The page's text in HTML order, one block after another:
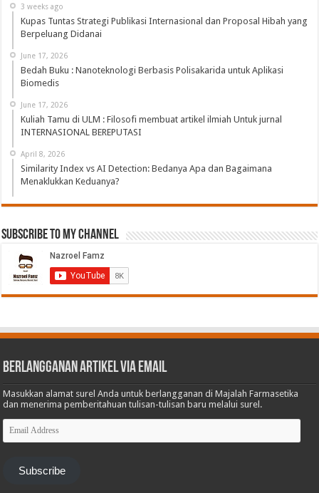
3 weeks ago
Kupas Tuntas Strategi Publikasi Internasional dan Proposal Hibah yang
Berpeluang Didanai
June 17, 2026
Bedah Buku : Nanoteknologi Berbasis Polisakarida untuk Aplikasi
Biomedis
June 17, 2026
Kuliah Tamu di ULM : Filosofi membuat artikel ilmiah Untuk jurnal
INTERNASIONAL BEREPUTASI
April 8, 2026
Similarity Index vs AI Detection: Bedanya Apa dan Bagaimana
Menaklukkan Keduanya?
Subscribe to My Channel
Berlangganan Artikel via Email
Masukkan alamat surel Anda untuk berlangganan di Majalah Farmasetika
dan menerima pemberitahuan tulisan-tulisan baru melalui surel.
Email
Address
Subscribe